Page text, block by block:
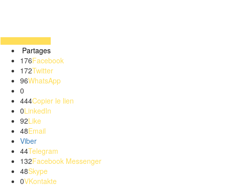
Partages
176Facebook
172Twitter
96WhatsApp
0
444Copier le lien
0LinkedIn
92Like
48Email
Viber
44Telegram
132Facebook Messenger
48Skype
0VKontakte